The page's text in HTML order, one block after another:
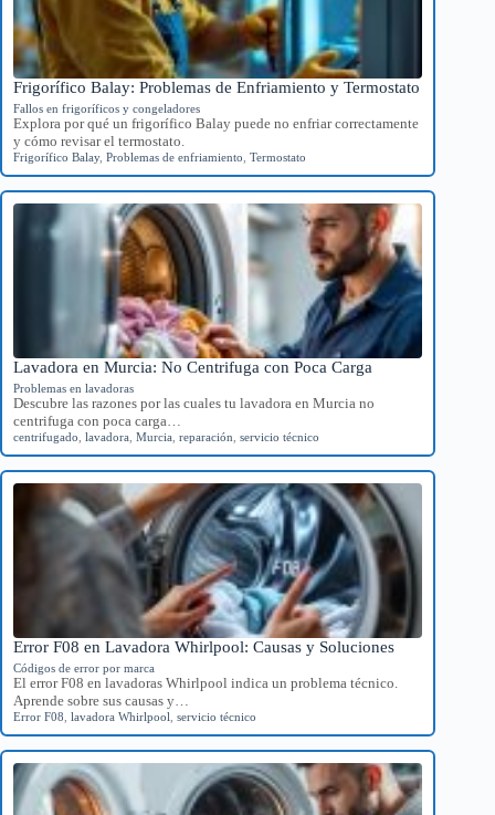
Frigorífico Balay: Problemas de Enfriamiento y Termostato
Fallos en frigoríficos y congeladores
Explora por qué un frigorífico Balay puede no enfriar correctamente
y cómo revisar el termostato.
Frigorífico Balay, Problemas de enfriamiento Termostato
Lavadora en Murcia: No Centrifuga con Poca Carga
Problemas en lavadoras
Descubre las razones por las cuales tu lavadora en Murcia no
centrifuga con poca carga…
centrifugado lavadora Murcia reparación servicio técnico
Error F08 en Lavadora Whirlpool: Causas y Soluciones
Códigos de error por marca
El error F08 en lavadoras Whirlpool indica un problema técnico.
Aprende sobre sus causas y…
Error F08 lavadora Whirlpool servicio técnico